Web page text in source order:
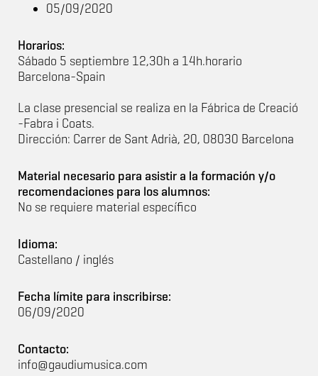
05/09/2020
Horarios:
Sábado 5 septiembre 12,30h a 14h.horario
Barcelona-Spain
La clase presencial se realiza en la Fábrica de Creació
-Fabra i Coats.
Dirección: Carrer de Sant Adrià, 20, 08030 Barcelona
Material necesario para asistir a la formación y/o
recomendaciones para los alumnos:
No se requiere material específico
Idioma:
Castellano / inglés
Fecha límite para inscribirse:
06/09/2020
Contacto:
info@gaudiumusica.com